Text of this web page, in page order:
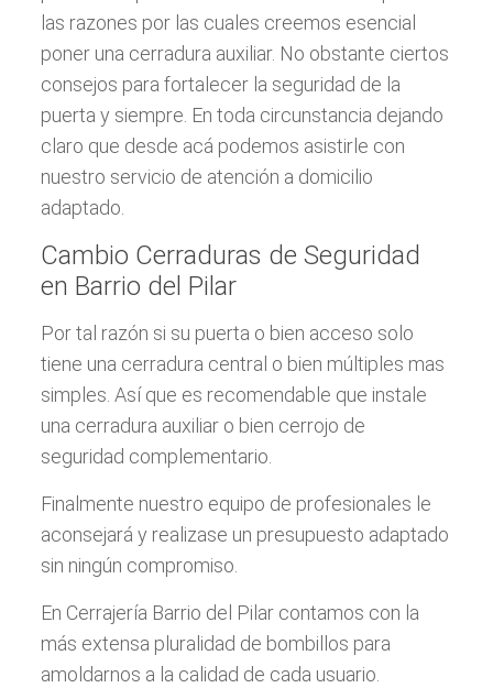
las razones por las cuales creemos esencial
poner una cerradura auxiliar. No obstante ciertos
consejos para fortalecer la seguridad de la
puerta y siempre. En toda circunstancia dejando
claro que desde acá podemos asistirle con
nuestro servicio de atención a domicilio
adaptado.
Cambio Cerraduras de Seguridad
en Barrio del Pilar
Por tal razón si su puerta o bien acceso solo
tiene una cerradura central o bien múltiples mas
simples. Así que es recomendable que instale
una cerradura auxiliar o bien cerrojo de
seguridad complementario.
Finalmente nuestro equipo de profesionales le
aconsejará y realizase un presupuesto adaptado
sin ningún compromiso.
En Cerrajería Barrio del Pilar contamos con la
más extensa pluralidad de bombillos para
amoldarnos a la calidad de cada usuario.